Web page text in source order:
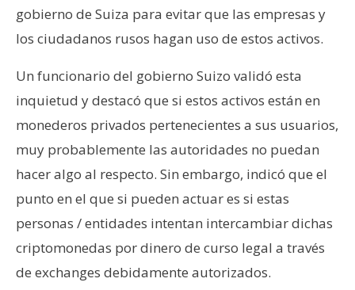
P
u
l
i
c
d
a
d
gobierno de Suiza para evitar que las empresas y
los ciudadanos rusos hagan uso de estos activos.
Un funcionario del gobierno Suizo validó esta
inquietud y destacó que si estos activos están en
monederos privados pertenecientes a sus usuarios,
muy probablemente las autoridades no puedan
hacer algo al respecto. Sin embargo, indicó que el
punto en el que si pueden actuar es si estas
personas / entidades intentan intercambiar dichas
criptomonedas por dinero de curso legal a través
de exchanges debidamente autorizados.